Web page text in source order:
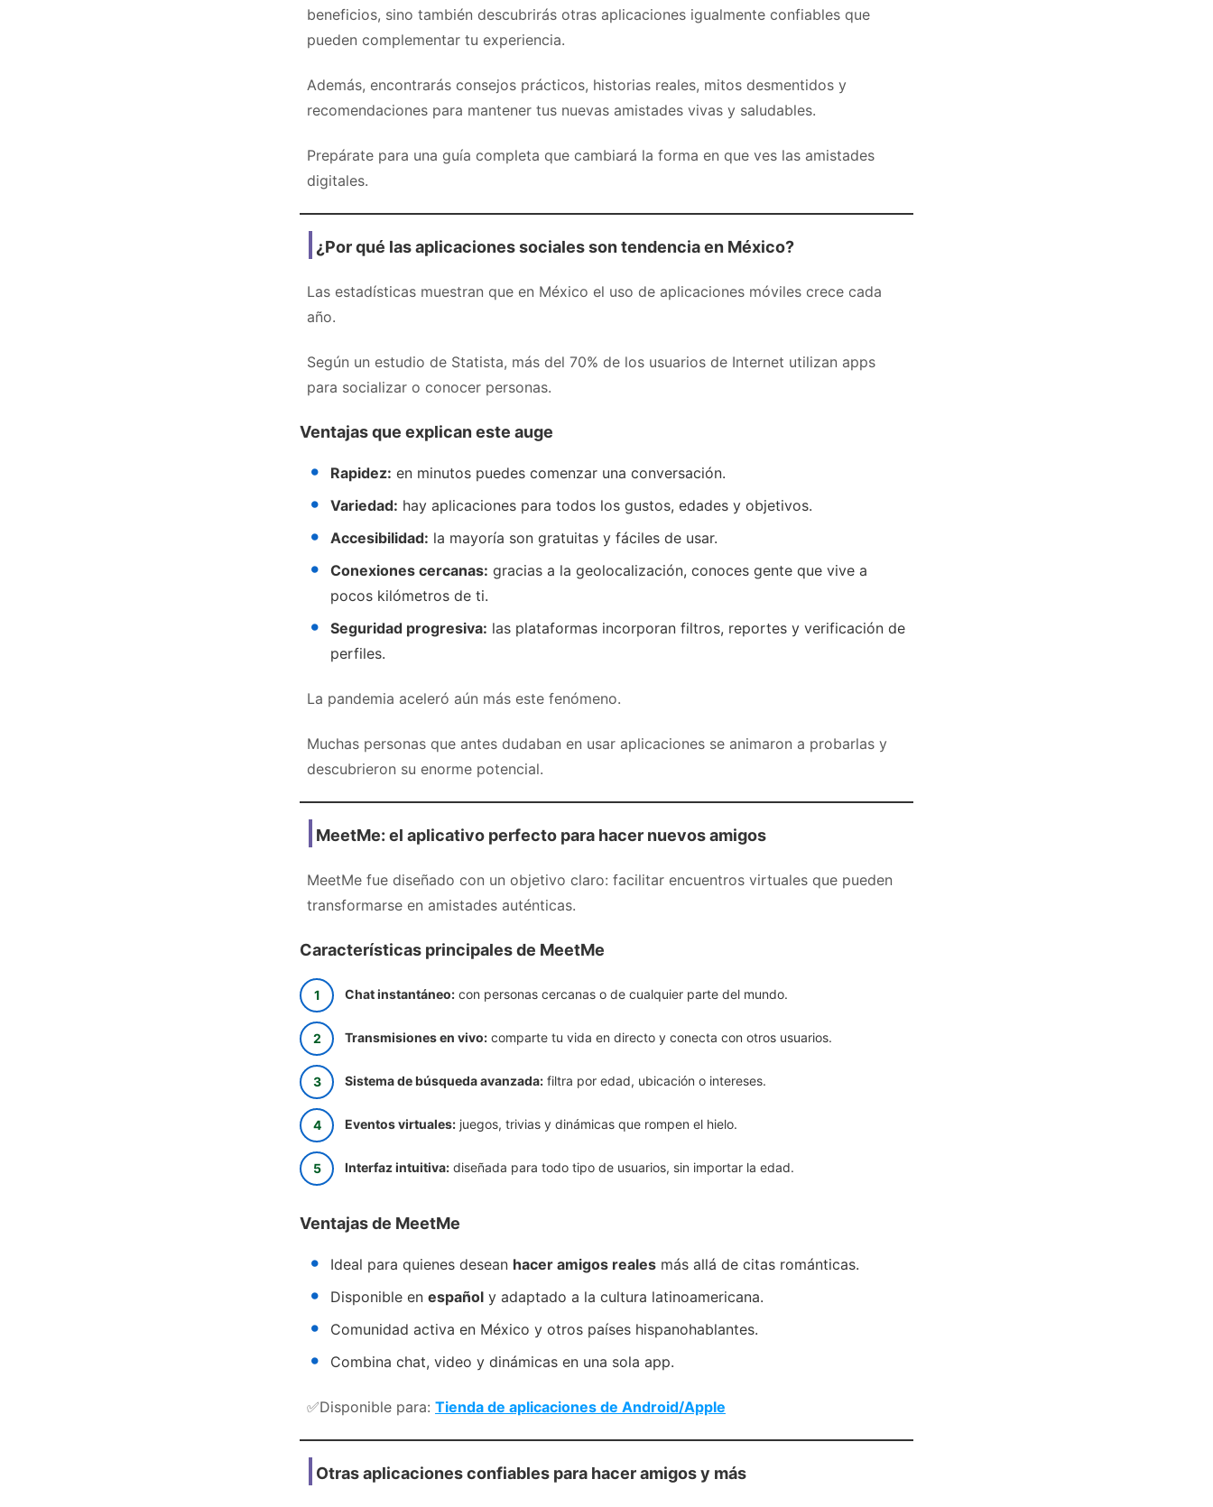
beneficios, sino también descubrirás otras aplicaciones igualmente confiables que
pueden complementar tu experiencia.
Además, encontrarás consejos prácticos, historias reales, mitos desmentidos y
recomendaciones para mantener tus nuevas amistades vivas y saludables.
Prepárate para una guía completa que cambiará la forma en que ves las amistades
digitales.
¿Por qué las aplicaciones sociales son tendencia en México?
Las estadísticas muestran que en México el uso de aplicaciones móviles crece cada
año.
Según un estudio de Statista, más del 70% de los usuarios de Internet utilizan apps
para socializar o conocer personas.
Ventajas que explican este auge
Rapidez: en minutos puedes comenzar una conversación.
Variedad: hay aplicaciones para todos los gustos, edades y objetivos.
Accesibilidad: la mayoría son gratuitas y fáciles de usar.
Conexiones cercanas: gracias a la geolocalización, conoces gente que vive a
pocos kilómetros de ti.
Seguridad progresiva: las plataformas incorporan filtros, reportes y verificación de
perfiles.
La pandemia aceleró aún más este fenómeno.
Muchas personas que antes dudaban en usar aplicaciones se animaron a probarlas y
descubrieron su enorme potencial.
MeetMe: el aplicativo perfecto para hacer nuevos amigos
MeetMe fue diseñado con un objetivo claro: facilitar encuentros virtuales que pueden
transformarse en amistades auténticas.
Características principales de MeetMe
Chat instantáneo: con personas cercanas o de cualquier parte del mundo.
Transmisiones en vivo: comparte tu vida en directo y conecta con otros usuarios.
Sistema de búsqueda avanzada: filtra por edad, ubicación o intereses.
Eventos virtuales: juegos, trivias y dinámicas que rompen el hielo.
Interfaz intuitiva: diseñada para todo tipo de usuarios, sin importar la edad.
Ventajas de MeetMe
Ideal para quienes desean hacer amigos reales más allá de citas románticas.
Disponible en español y adaptado a la cultura latinoamericana.
Comunidad activa en México y otros países hispanohablantes.
Combina chat, video y dinámicas en una sola app.
✅Disponible para: Tienda de aplicaciones de Android/Apple
Otras aplicaciones confiables para hacer amigos y más